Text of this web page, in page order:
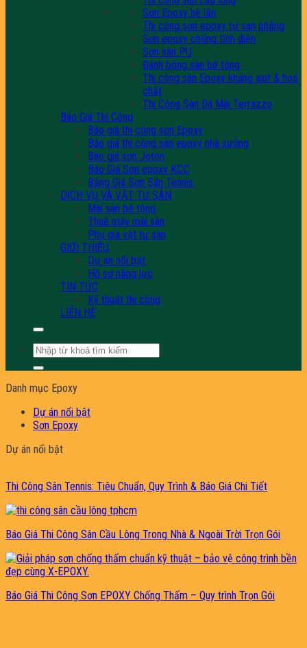
Sơn Epoxy hệ lăn
Thi công sơn epoxy tự san phẳng
Sơn epoxy chống tĩnh điện
Sơn sàn PU
Đánh bóng sàn bê tông
Thi công sàn Epoxy kháng axit & hoá
chất
Thi Công Sàn Đá Mài Terrazzo
Báo Giá Thi Công
Báo giá thi công sơn Epoxy
Báo giá thi công sàn epoxy nhà xưởng
Báo giá sơn Joton
Báo Giá Sơn epoxy KCC
Bảng Giá Sơn Sân Tennis
DỊCH VỤ VÀ VẬT TƯ SÀN
Mài sàn bê tông
Thuê máy mài sàn
Phụ gia vật tư sàn
GIỚI THIỆU
Dự án nổi bật
Hồ sơ năng lực
TIN TỨC
Kỹ thuật thi công
LIÊN HỆ
Tìm
kiếm:
Danh mục Epoxy
Dự án nổi bật
Sơn Epoxy
Dự án nổi bật
Thi Công Sân Tennis: Tiêu Chuẩn, Quy Trình & Báo Giá Chi Tiết
Báo Giá Thi Công Sân Cầu Lông Trong Nhà & Ngoài Trời Trọn Gói
Báo Giá Thi Công Sơn EPOXY Chống Thấm – Quy trình Trọn Gói